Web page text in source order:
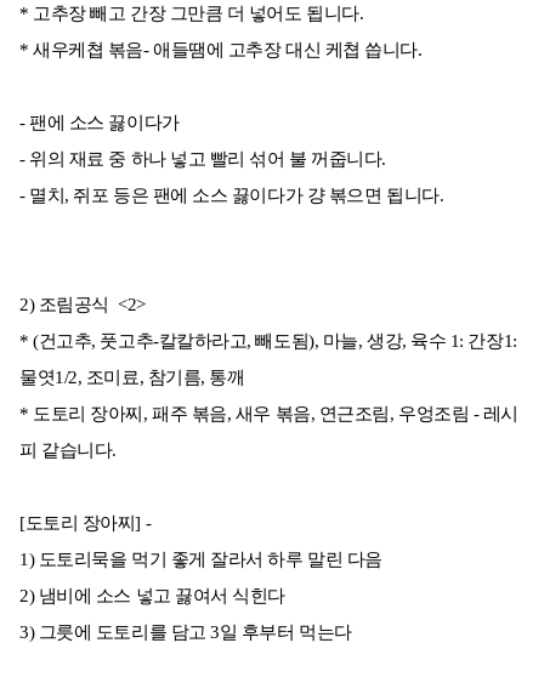
* 고추장 빼고 간장 그만큼 더 넣어도 됩니다.
* 새우케쳡 볶음- 애들땜에 고추장 대신 케쳡 씁니다.
- 팬에 소스 끓이다가
- 위의 재료 중 하나 넣고 빨리 섞어 불 꺼줍니다.
- 멸치, 쥐포 등은 팬에 소스 끓이다가 걍 볶으면 됩니다.
2) 조림공식 <2>
* (건고추, 풋고추-칼칼하라고, 빼도됨), 마늘, 생강, 육수 1: 간장1:
물엿1/2, 조미료, 참기름, 통깨
* 도토리 장아찌, 패주 볶음, 새우 볶음, 연근조림, 우엉조림 - 레시
피 같습니다.
[도토리 장아찌] -
1) 도토리묵을 먹기 좋게 잘라서 하루 말린 다음
2) 냄비에 소스 넣고 끓여서 식힌다
3) 그릇에 도토리를 담고 3일 후부터 먹는다